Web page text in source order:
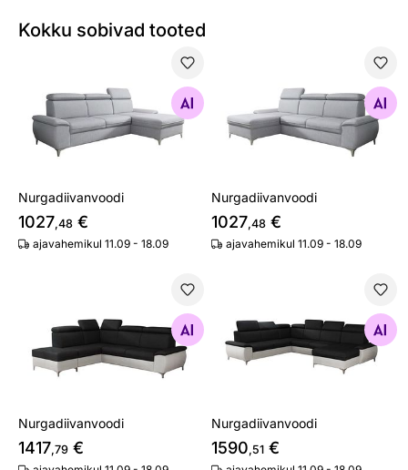
Kokku sobivad tooted
Otsi sarnaseid
Nurgadiivanvoodi
1027,48 €
ajavahemikul 11.09 - 18.09
Otsi sarnaseid
Nurgadiivanvoodi
1027,48 €
ajavahemikul 11.09 - 18.09
Otsi sarnaseid
Nurgadiivanvoodi
1417,79 €
Otsi sarnaseid
Nurgadiivanvoodi
1590,51 €